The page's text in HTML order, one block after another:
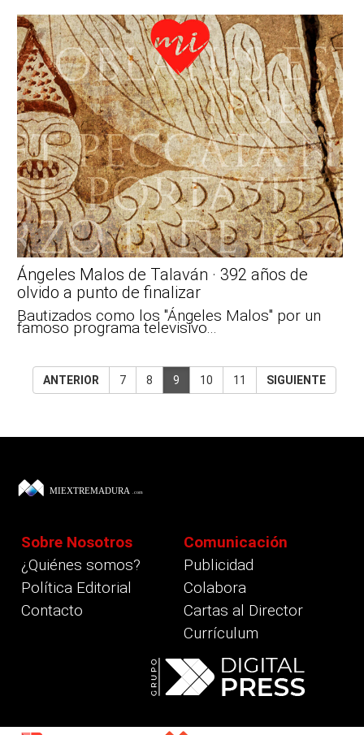
Ángeles Malos de Talaván · 392 años de
olvido a punto de finalizar
Bautizados como los "Ángeles Malos" por un
famoso programa televisivo...
ANTERIOR 7 8 9 10 11 SIGUIENTE
Sobre Nosotros
¿Quiénes somos?
Política Editorial
Contacto
Comunicación
Publicidad
Colabora
Cartas al Director
Currículum